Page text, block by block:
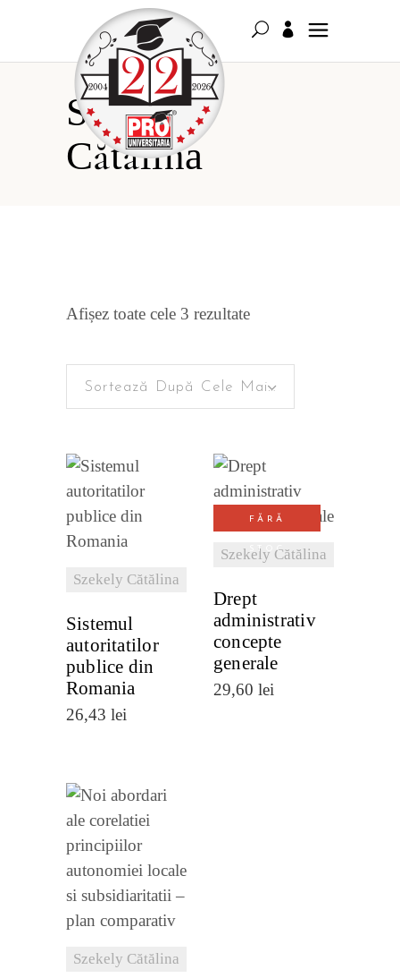
Szekely
Cătălina
Afișez toate cele 3 rezultateSortat
recente
Sortează După Cele Mai Recente
Szekely Cătălina
DETALII
Sistemul
autoritatilor
publice din
Romania
26,43 lei
FĂRĂ
STOC
Szekely Cătălina
VEZI
DETALII
Drept
administrativ
concepte
generale
29,60 lei
Szekely Cătălina
DETALII